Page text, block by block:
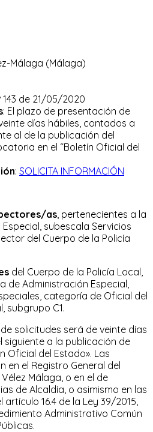
Málaga (Málaga)
143 de 21/05/2020
: El plazo de presentación de
días hábiles, contados a
al de la publicación del
en el “Boletín Oficial del
: SOLICITA INFORMACIÓN
as , pertenecientes a la
subescala Servicios
del Cuerpo de la Policía
del Cuerpo de la Policía Local,
de Administración Especial,
categoría de Oficial del
subgrupo C1.
solicitudes será de veinte días
siguiente a la publicación de
Oficial del Estado». Las
en el Registro General del
Málaga, o en el de
de Alcaldía, o asimismo en las
16.4 de la Ley 39/2015,
Administrativo Común